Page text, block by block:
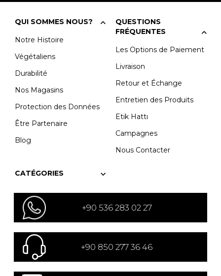
QUI SOMMES NOUS?
Notre Histoire
Végétaliens
Durabilité
Nos Magasins
Protection des Données
Être Partenaire
Blog
QUESTIONS
FRÉQUENTES
Les Options de Paiement
Livraison
Retour et Échange
Entretien des Produits
Etik Hattı
Campagnes
Nous Contacter
CATÉGORIES
+90 536 283 02 27
+90 850 277 36 46